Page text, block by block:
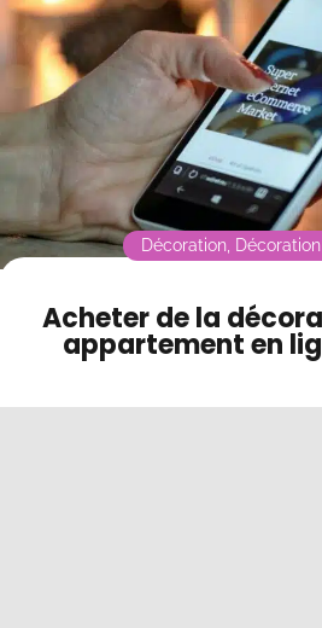
Contact
Mode sombre
Acheter de la
appartement en
Décoration